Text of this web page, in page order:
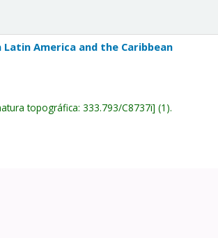
America and the Caribbean
topográfica:333.793/C8737i (1).